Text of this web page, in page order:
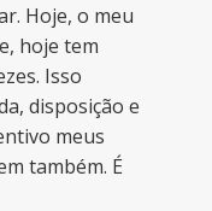
Hoje, o meu
hoje tem
Isso
disposição e
meus
também. É